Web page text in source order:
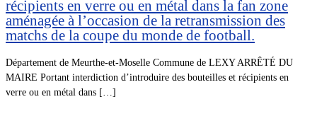
récipients en verre ou en métal dans la fan zone
aménagée à l’occasion de la retransmission des
matchs de la coupe du monde de football.
Département de Meurthe-et-Moselle Commune de LEXY ARRÊTÉ DU
MAIRE Portant interdiction d’introduire des bouteilles et récipients en
verre ou en métal dans […]